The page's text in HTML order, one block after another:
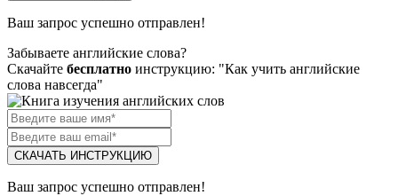
Ваш запрос успешно отправлен!
Забываете английские слова?
Скачайте бесплатно инструкцию: "Как учить английские
слова навсегда"
СКАЧАТЬ ИНСТРУКЦИЮ
Ваш запрос успешно отправлен!